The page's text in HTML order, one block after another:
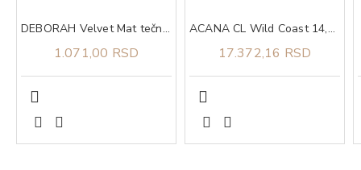
DEBORAH Velvet Mat tečni ruž za usne 06
1.071,00 RSD
ACANA CL Wild Coast 14,5 kg
17.372,16 RSD